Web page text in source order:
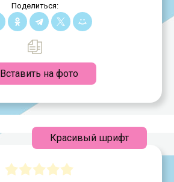
Поделиться:
Вставить на фото
Красивый шрифт